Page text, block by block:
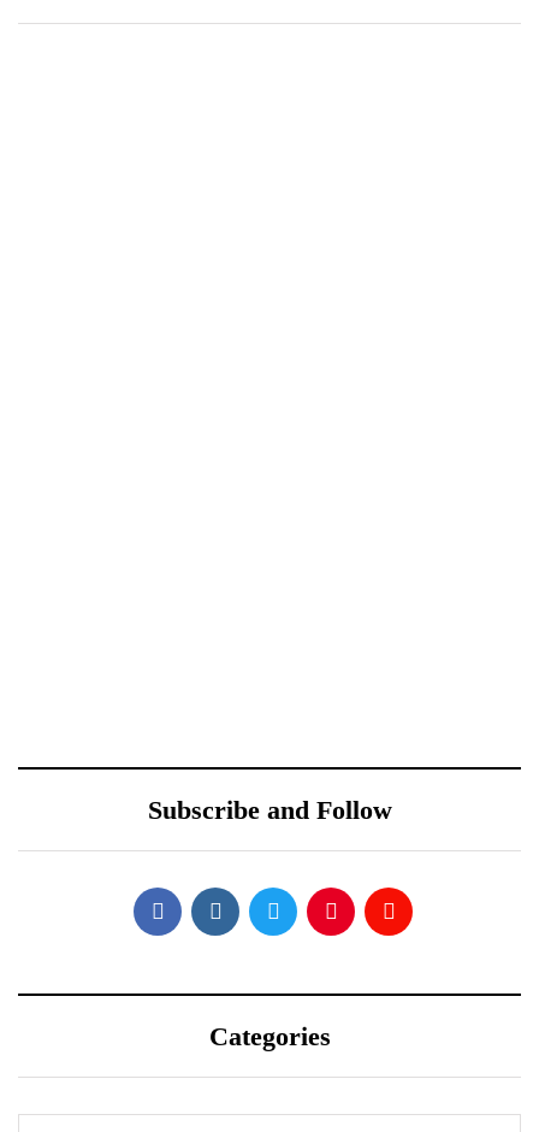
Menggugah: Melihat
Perempuan dari Lensa
Sleman Bikin Selokan
Rafting dan Kano
Subscribe and Follow
Categories